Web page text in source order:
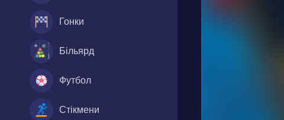
Гонки
Більярд
Футбол
Стікмени